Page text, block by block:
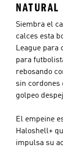
NATURAL
Siembra el
calces esta
League para
para
rebosando
sin cordones
golpeo
El empeine
Haloshell+
impulsa su